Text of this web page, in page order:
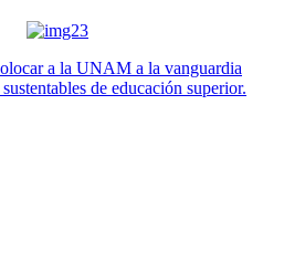
a la UNAM a la vanguardia
de educación superior.